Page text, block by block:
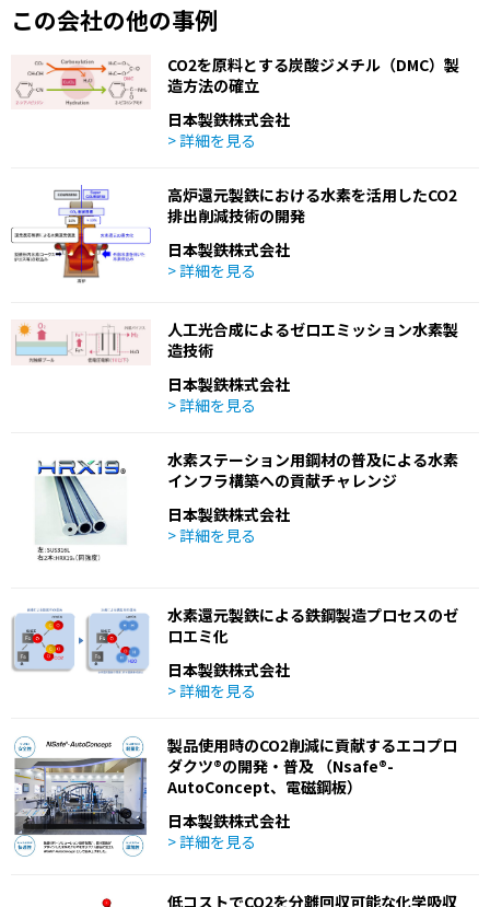
この会社の他の事例
CO2を原料とする炭酸ジメチル（DMC）製
造方法の確立
日本製鉄株式会社
> 詳細を見る
高炉還元製鉄における水素を活用したCO2
排出削減技術の開発
日本製鉄株式会社
> 詳細を見る
人工光合成によるゼロエミッション水素製
造技術
日本製鉄株式会社
> 詳細を見る
水素ステーション用鋼材の普及による水素
インフラ構築への貢献チャレンジ
日本製鉄株式会社
> 詳細を見る
水素還元製鉄による鉄鋼製造プロセスのゼ
ロエミ化
日本製鉄株式会社
> 詳細を見る
製品使用時のCO2削減に貢献するエコプロ
ダクツ®の開発・普及 （Nsafe®-
AutoConcept、電磁鋼板）
日本製鉄株式会社
> 詳細を見る
低コストでCO2を分離回収可能な化学吸収